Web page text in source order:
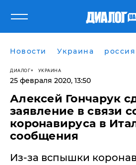
Новости Украина россия
ДИАЛОГ УКРАИНА
25 февраля 2020, 13:50
Алексей Гончарук
заявление в связи
коронавируса в
сообщения
Из-за вспышки